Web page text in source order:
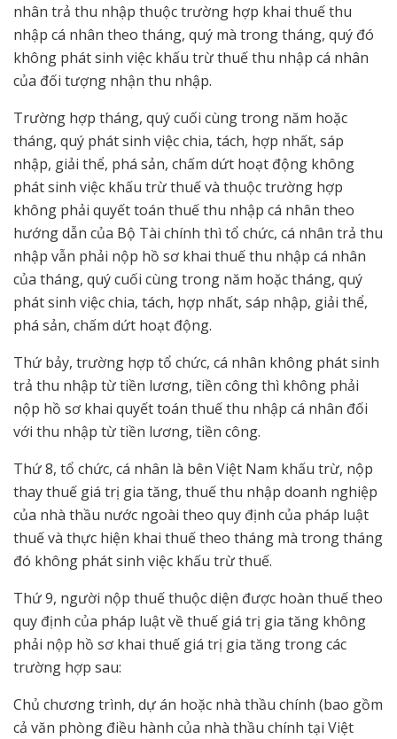
nhân trả thu nhập thuộc trường hợp khai thuế thu
nhập cá nhân theo tháng, quý mà trong tháng, quý đó
không phát sinh việc khấu trừ thuế thu nhập cá nhân
của đối tượng nhận thu nhập.
Trường hợp tháng, quý cuối cùng trong năm hoặc
tháng, quý phát sinh việc chia, tách, hợp nhất, sáp
nhập, giải thể, phá sản, chấm dứt hoạt động không
phát sinh việc khấu trừ thuế và thuộc trường hợp
không phải quyết toán thuế thu nhập cá nhân theo
hướng dẫn của Bộ Tài chính thì tổ chức, cá nhân trả thu
nhập vẫn phải nộp hồ sơ khai thuế thu nhập cá nhân
của tháng, quý cuối cùng trong năm hoặc tháng, quý
phát sinh việc chia, tách, hợp nhất, sáp nhập, giải thể,
phá sản, chấm dứt hoạt động.
Thứ bảy, trường hợp tổ chức, cá nhân không phát sinh
trả thu nhập từ tiền lương, tiền công thì không phải
nộp hồ sơ khai quyết toán thuế thu nhập cá nhân đối
với thu nhập từ tiền lương, tiền công.
Thứ 8, tổ chức, cá nhân là bên Việt Nam khấu trừ, nộp
thay thuế giá trị gia tăng, thuế thu nhập doanh nghiệp
của nhà thầu nước ngoài theo quy định của pháp luật
thuế và thực hiện khai thuế theo tháng mà trong tháng
đó không phát sinh việc khấu trừ thuế.
Thứ 9, người nộp thuế thuộc diện được hoàn thuế theo
quy định của pháp luật về thuế giá trị gia tăng không
phải nộp hồ sơ khai thuế giá trị gia tăng trong các
trường hợp sau:
Chủ chương trình, dự án hoặc nhà thầu chính (bao gồm
cả văn phòng điều hành của nhà thầu chính tại Việt